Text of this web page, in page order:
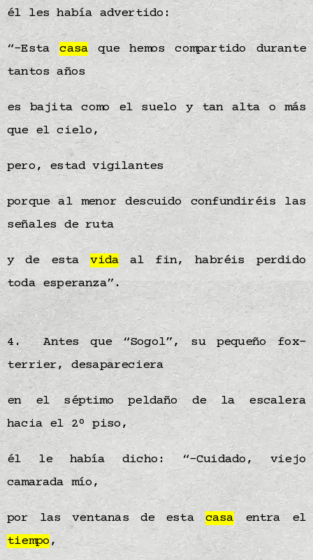
él les había advertido:
“-Estacasa que hemos compartido durante
tantos años
es bajita como el suelo y tan alta o más
que el cielo,
pero, estad vigilantes
porque al menor descuido confundiréis las
señales de ruta
y de estavida al fin, habréis perdido
toda esperanza”.
4. Antes que “Sogol”, su pequeño fox-
terrier, desapareciera
en el séptimo peldaño de la escalera
hacia el 2º piso,
él le había dicho: “-Cuidado, viejo
camarada mío,
por las ventanas de esta casa entra el
tiempo,